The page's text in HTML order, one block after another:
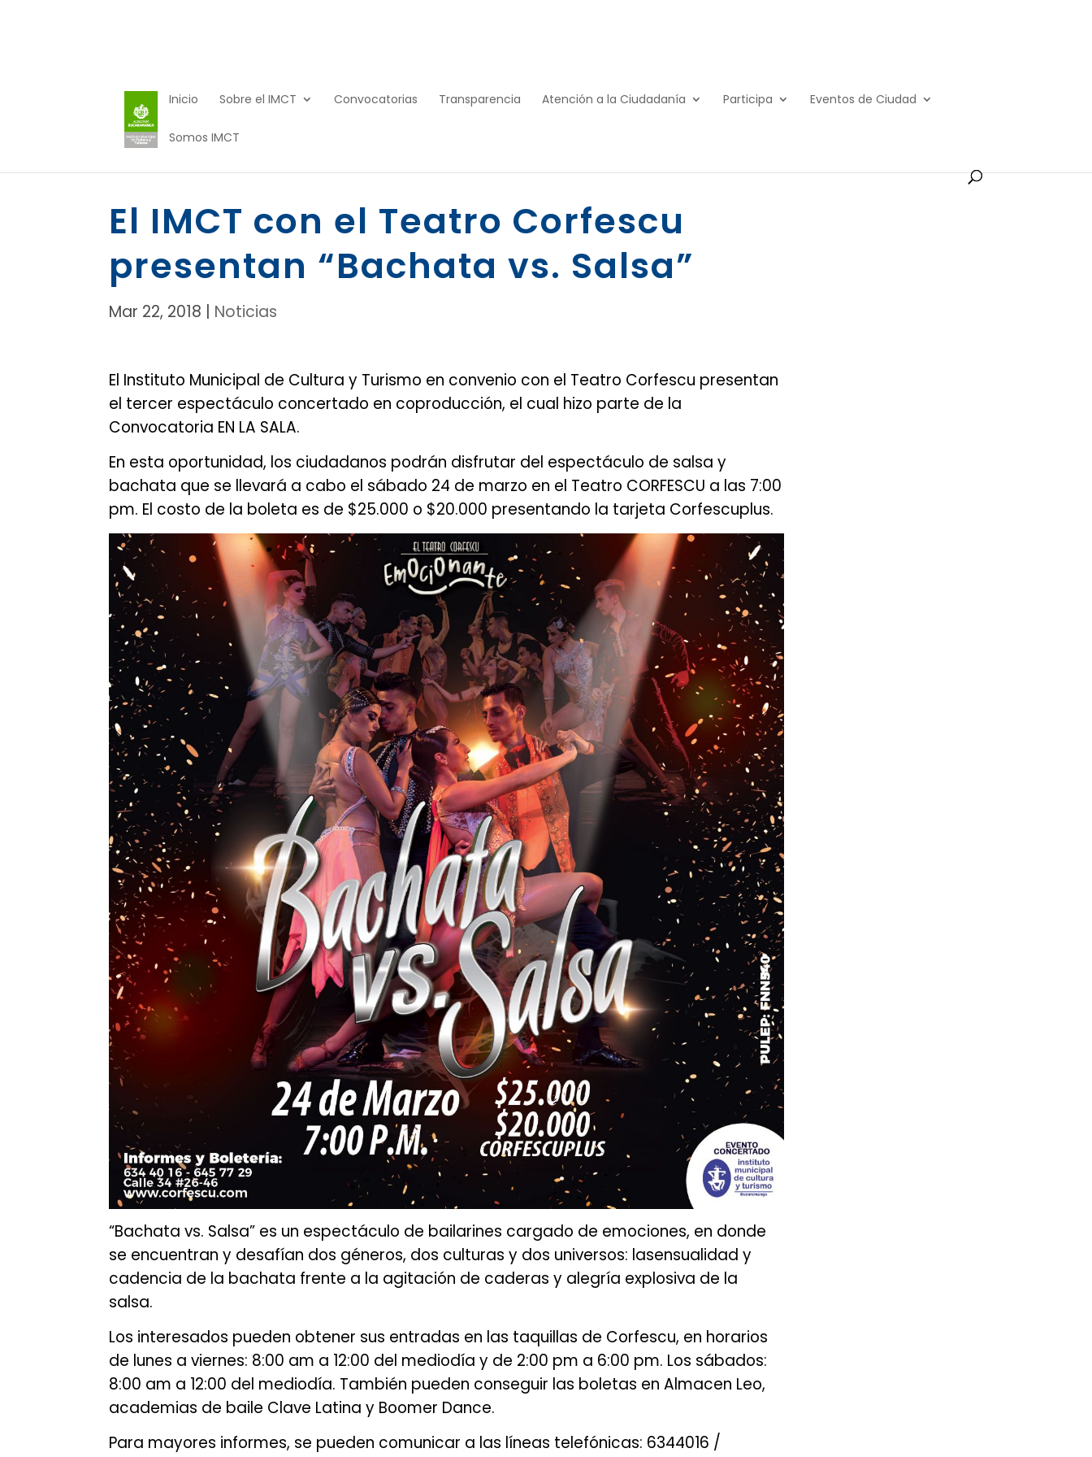
Inicio Sobre el IMCT Convocatorias Transparencia Atención a la Ciudadanía Participa Eventos de Ciudad
Somos IMCT
El IMCT con el Teatro Corfescu
presentan “Bachata vs. Salsa”
Mar 22, 2018 Noticias
El Instituto Municipal de Cultura y Turismo en convenio con el Teatro Corfescu presentan
el tercer espectáculo concertado en coproducción, el cual hizo parte de la
Convocatoria EN LA SALA.
En esta oportunidad, los ciudadanos podrán disfrutar del espectáculo de salsa y
bachata que se llevará a cabo el sábado 24 de marzo en el Teatro CORFESCU a las 7:00
pm. El costo de la boleta es de $25.000 o $20.000 presentando la tarjeta Corfescuplus.
“Bachata vs. Salsa” es un espectáculo de bailarines cargado de emociones, en donde
se encuentran y desafían dos géneros, dos culturas y dos universos: lasensualidad y
cadencia de la bachata frente a la agitación de caderas y alegría explosiva de la
salsa.
Los interesados pueden obtener sus entradas en las taquillas de Corfescu, en horarios
de lunes a viernes: 8:00 am a 12:00 del mediodía y de 2:00 pm a 6:00 pm. Los sábados:
8:00 am a 12:00 del mediodía. También pueden conseguir las boletas en Almacen Leo,
academias de baile Clave Latina y Boomer Dance.
Para mayores informes, se pueden comunicar a las líneas telefónicas: 6344016 /